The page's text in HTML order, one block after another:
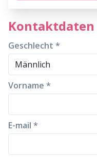
Kontaktdaten
Geschlecht *
Vorname *
E-mail *